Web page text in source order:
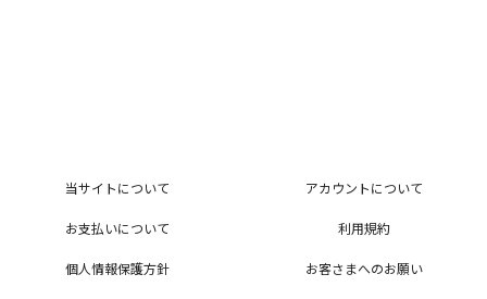
当サイトについて アカウントについて
お支払いについて 利用規約
個人情報保護方針 お客さまへのお願い